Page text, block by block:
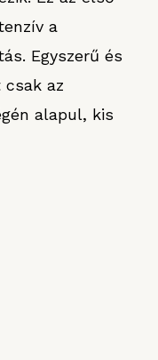
a
Egyszerű és
az
alapul, kis